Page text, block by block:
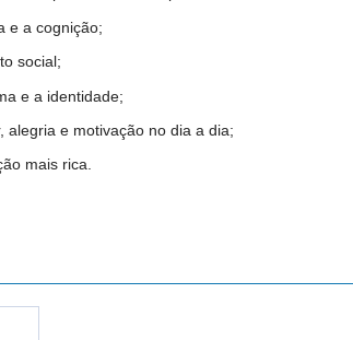
e a cognição;
social;
e a identidade;
alegria e motivação no dia a dia;
mais rica.